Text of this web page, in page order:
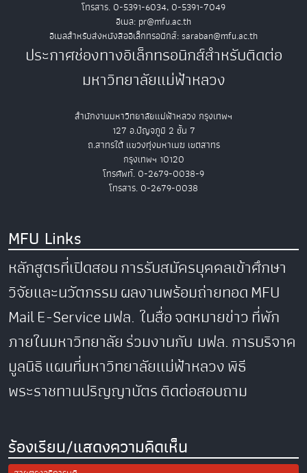
โทรสาร. 0-5391-6034, 0-5391-7049
อีเมล: pr@mfu.ac.th
อีเมลสำหรับส่งหนังสืออิเล็กทรอนิกส์: saraban@mfu.ac.th
ประกาศช่องทางอิเล็กทรอนิกส์สำหรับติดต่อ
มหาวิทยาลัยแม่ฟ้าหลวง
สำนักงานมหาวิทยาลัยแม่ฟ้าหลวง กรุงเทพฯ
127 อ.ปัญจภูมิ 2 ชั้น 7
ถ.สาทรใต้ แขวงทุ่งมหาเมฆ เขตสาทร
กรุงเทพฯ 10120
โทรศัพท์. 0-2679-0038-9
โทรสาร. 0-2679-0038
MFU Links
หลักสูตรที่เปิดสอนการรับสมัครบุคคลเข้าศึกษา
วิจัยและนวัตกรรมผลงานพร้อมถ่ายทอดMFU
MailE-Serviceมฟล. ในสื่อจดหมายข่าวที่พัก
ภายในมหาวิทยาลัยร่วมงานกับ มฟล.การบริจาค
มูลนิธิแผนที่มหาวิทยาลัยแม่ฟ้าหลวงพิธี
พระราชทานปริญญาบัตรติดต่อสอบถาม
ร้องเรียน/แสดงความคิดเห็น